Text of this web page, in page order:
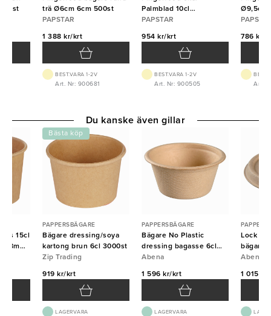
trä Ø6cm 6cm 500st
PAPSTAR
1 388 kr/krt
BEST.VARA 1-2V
Art. Nr: 900681
Palmblad 10cl
10x10x3cm {E} 250st
PAPSTAR
954 kr/krt
BEST.VARA 1-2V
Art. Nr: 900505
Ø9,5cm
786 kr/
Art.
15cl
Bästa köp
PAPPERSBÄGARE
Bägare dressing/soya
kartong brun 6cl 3000st
Zip Trading
919 kr/krt
LAGERVARA
PAPPERSBÄGARE
Bägare No Plastic
dressing bagasse 6cl
Ø6,95cm 2000st
Abena
1 596 kr/krt
LAGERVARA
Lock
bägare
Abena
1 015
Du kanske även gillar